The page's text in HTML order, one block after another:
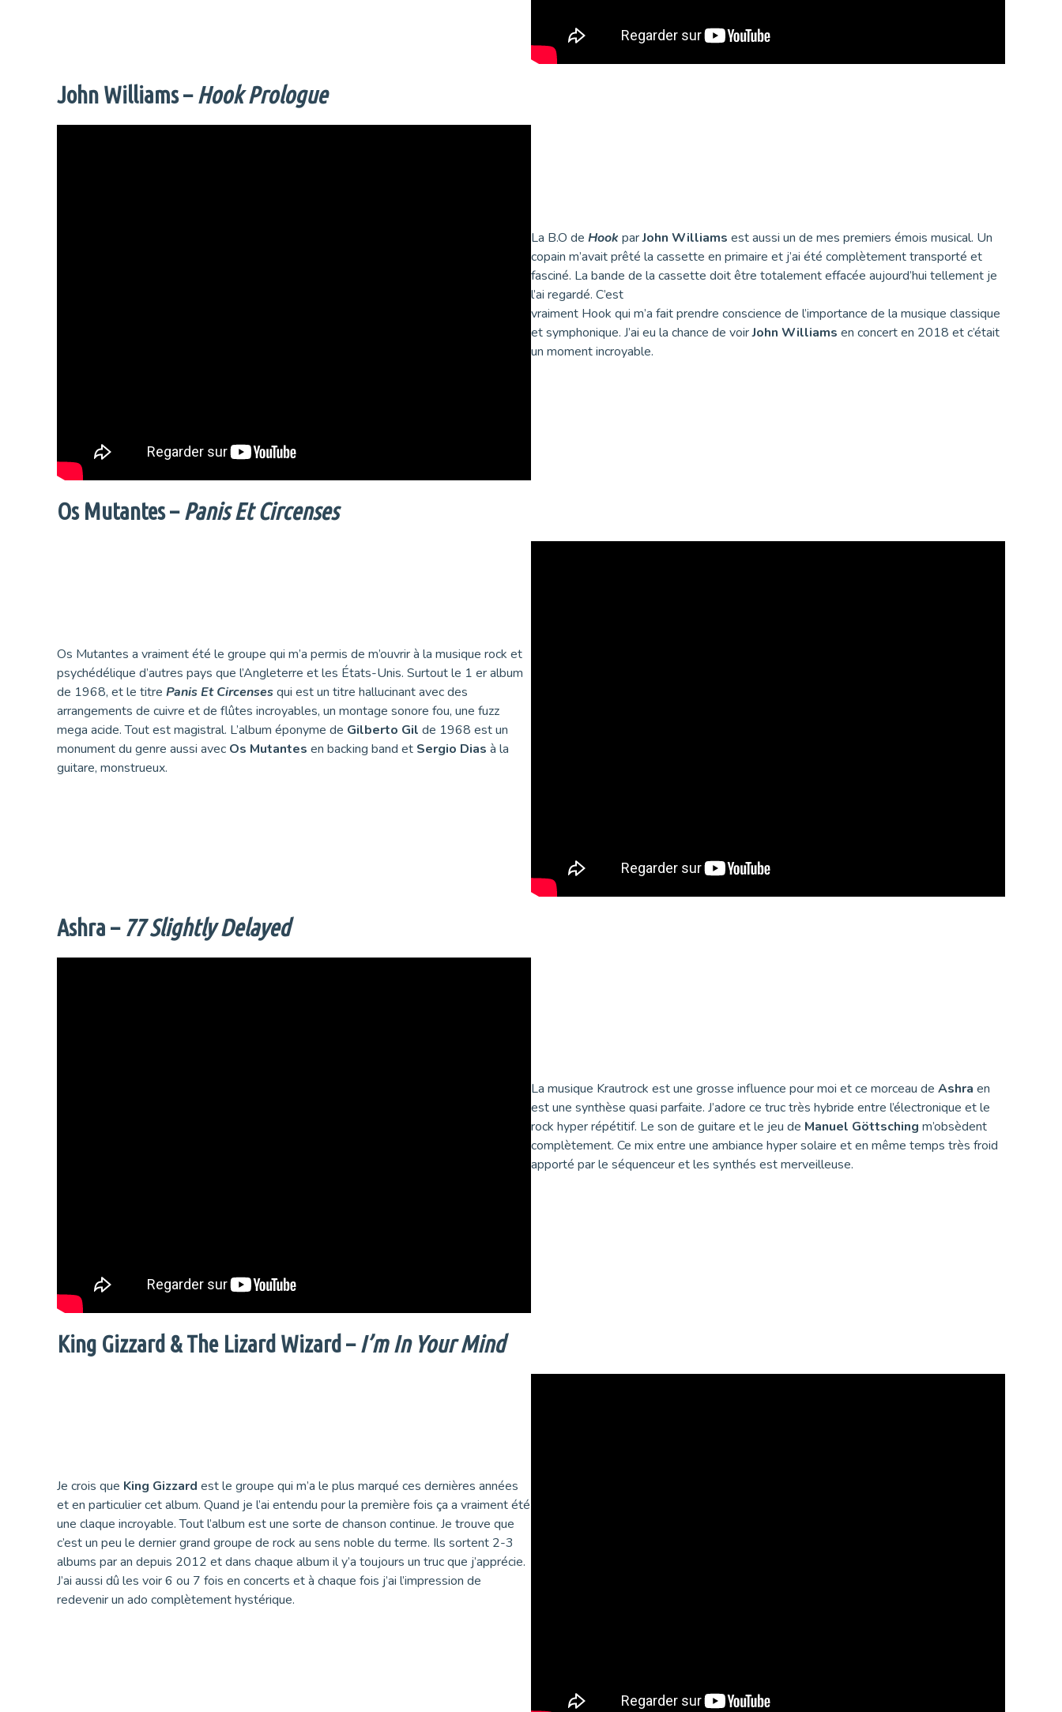
John Williams – Hook Prologue
La B.O de Hook parJohn Williams est aussi un de mes premiers émois musical. Un
copain m’avait prêté la cassette en primaire et j’ai été complètement transporté et
fasciné. La bande de la cassette doit être totalement effacée aujourd’hui tellement je
l’ai regardé. C’est
vraiment Hook qui m’a fait prendre conscience de l’importance de la musique classique
et symphonique. J’ai eu la chance de voirJohn Williams en concert en 2018 et c’était
un moment incroyable.
Os Mutantes –Panis Et Circenses
Os Mutantes a vraiment été le groupe qui m’a permis de m’ouvrir à la musique rock et
psychédélique d’autres pays que l’Angleterre et les États-Unis. Surtout le 1 er album
de 1968, et le titre Panis Et Circensesqui est un titre hallucinant avec des
arrangements de cuivre et de flûtes incroyables, un montage sonore fou, une fuzz
mega acide. Tout est magistral. L’album éponyme de Gilberto Gil de 1968 est un
monument du genre aussi avec Os Mutantes en backing band et Sergio Dias à la
guitare, monstrueux.
Ashra – 77 Slightly Delayed
La musique Krautrock est une grosse influence pour moi et ce morceau de Ashra en
est une synthèse quasi parfaite. J’adore ce truc très hybride entre l’électronique et le
rock hyper répétitif. Le son de guitare et le jeu de Manuel Göttsching m’obsèdent
complètement. Ce mix entre une ambiance hyper solaire et en même temps très froid
apporté par le séquenceur et les synthés est merveilleuse.
King Gizzard & The Lizard Wizard –I’m In Your Mind
Je crois que King Gizzard est le groupe qui m’a le plus marqué ces dernières années
et en particulier cet album. Quand je l’ai entendu pour la première fois ça a vraiment été
une claque incroyable. Tout l’album est une sorte de chanson continue. Je trouve que
c’est un peu le dernier grand groupe de rock au sens noble du terme. Ils sortent 2-3
albums par an depuis 2012 et dans chaque album il y’a toujours un truc que j’apprécie.
J’ai aussi dû les voir 6 ou 7 fois en concerts et à chaque fois j’ai l’impression de
redevenir un ado complètement hystérique.